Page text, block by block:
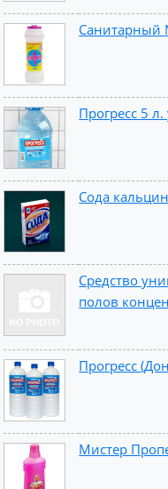
Санитарный
Прогресс 5
Сода
Средство
полов
Прогресс
Мистер